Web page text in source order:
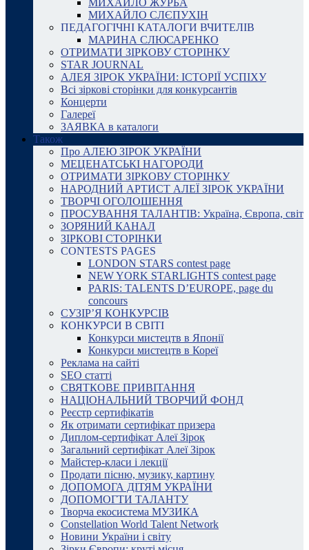
МИХАЙЛО ЖУРБА
МИХАЙЛО СЛЄПУХІН
ПЕДАГОГІЧНІ КАТАЛОГИ ВЧИТЕЛІВ
МАРИНА СЛЮСАРЕНКО
ОТРИМАТИ ЗІРКОВУ СТОРІНКУ
STAR JOURNAL
АЛЕЯ ЗІРОК УКРАЇНИ: ІСТОРІЇ УСПІХУ
Всі зіркові сторінки для конкурсантів
Концерти
Галереї
ЗАЯВКА в каталоги
Також
Про АЛЕЮ ЗІРОК УКРАЇНИ
МЕЦЕНАТСЬКІ НАГОРОДИ
ОТРИМАТИ ЗІРКОВУ СТОРІНКУ
НАРОДНИЙ АРТИСТ АЛЕЇ ЗІРОК УКРАЇНИ
ТВОРЧІ ОГОЛОШЕННЯ
ПРОСУВАННЯ ТАЛАНТІВ: Україна, Європа, світ
ЗОРЯНИЙ КАНАЛ
ЗІРКОВІ СТОРІНКИ
CONTESTS PAGES
LONDON STARS contest page
NEW YORK STARLIGHTS contest page
PARIS: TALENTS D’EUROPE, page du
concours
СУЗІР’Я КОНКУРСІВ
КОНКУРСИ В СВІТІ
Конкурси мистецтв в Японії
Конкурси мистецтв в Кореї
Реклама на сайті
SEO статті
СВЯТКОВЕ ПРИВІТАННЯ
НАЦІОНАЛЬНИЙ ТВОРЧИЙ ФОНД
Реєстр сертифікатів
Як отримати сертифікат призера
Диплом-сертифікат Алеї Зірок
Загальний сертифікат Алеї Зірок
Майстер-класи і лекції
Продати пісню, музику, картину
ДОПОМОГА ДІТЯМ УКРАЇНИ
ДОПОМОГТИ ТАЛАНТУ
Творча екосистема МУЗИКА
Constellation World Talent Network
Новини України і світу